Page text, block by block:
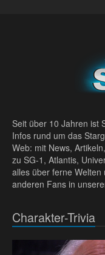
Seit über 10 Jahren ist
Infos rund um das
Web: mit News,
zu SG-1, Atlantis,
alles über ferne
anderen Fans in
Charakter-Trivia